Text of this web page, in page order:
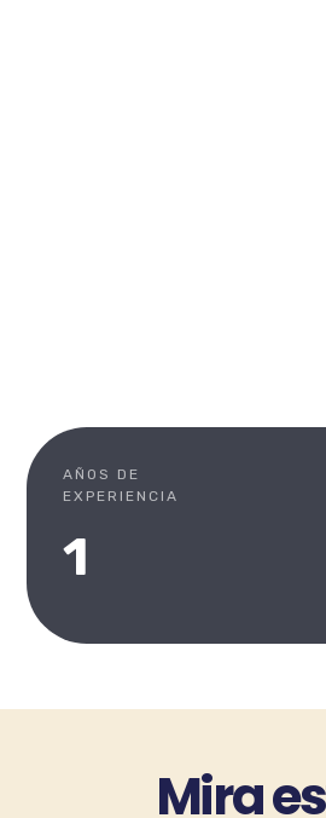
AÑOS DE
EXPERIENCIA
1
Mira